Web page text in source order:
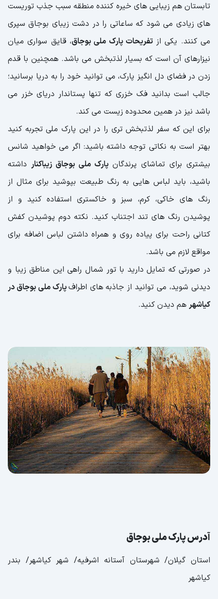
تابستان هم زیبایی های خیره کننده منطقه سبب جذب توریست
های زیادی می شود که ساعاتی را در دشت زیبای بوجاق سپری
می کنند. یکی ازتفریحات پارک ملی بوجاق، قایق سواری میان
نیزارهای آن است که بسیار لذتبخش می باشد. همچنین با قدم
زدن در فضای دل انگیز پارک، می توانید خود را به دریا برسانید؛
جالب است بدانید فک خزری که تنها پستاندار دریای خزر می
باشد نیز در همین محدوده زیست می کند.
برای این که سفر لذتبخش تری را در این پارک ملی تجربه کنید
بهتر است به نکاتی توجه داشته باشید: اگر می خواهید شانس
بیشتری برای تماشای پرندگانپارک ملی بوجاق زیباکنار داشته
باشید، باید لباس هایی به رنگ طبیعت بپوشید برای مثال از
رنگ های خاکی، کرم، سبز و خاکستری استفاده کنید و از
پوشیدن رنگ های تند اجتناب کنید. نکته دوم پوشیدن کفش
کتانی راحت برای پیاده روی و همراه داشتن لباس اضافه برای
مواقع لازم می باشد.
در صورتی که تمایل دارید با تور شمال راهی این مناطق زیبا و
دیدنی شوید، می توانید از جاذبه های اطرافپارک ملی بوجاق در
کیاشهر هم دیدن کنید.
آدرس پارک ملی بوجاق
استان گیلان/ شهرستان آستانه اشرفیه/ شهر کیاشهر/ بندر
کیاشهر